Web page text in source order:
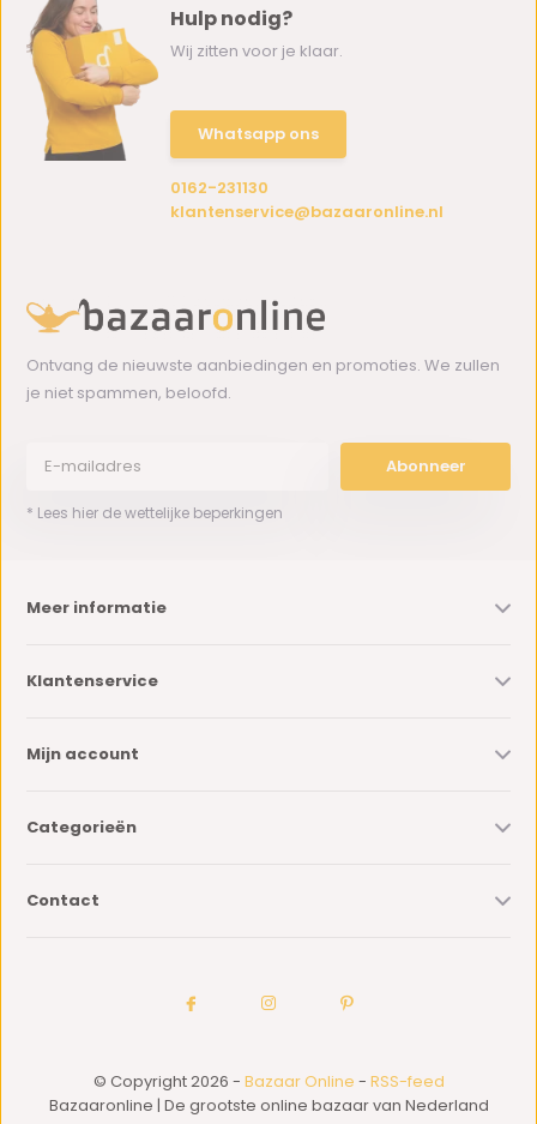
Hulp nodig?
Wij zitten voor je klaar.
Whatsapp ons
0162-231130
klantenservice@bazaaronline.nl
Ontvang de nieuwste aanbiedingen en promoties. We zullen
je niet spammen, beloofd.
Abonneer
* Lees hier de wettelijke beperkingen
Meer informatie
Klantenservice
Mijn account
Categorieën
Contact
© Copyright 2026 - Bazaar Online - RSS-feed
Bazaaronline | De grootste online bazaar van Nederland